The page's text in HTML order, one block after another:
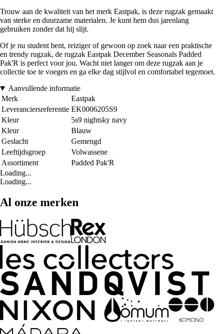
Trouw aan de kwaliteit van het merk Eastpak, is deze rugzak gemaakt
van sterke en duurzame materialen. Je kunt hem dus jarenlang
gebruiken zonder dat hij slijt.
Of je nu student bent, reiziger of gewoon op zoek naar een praktische
en trendy rugzak, de rugzak Eastpak December Seasonals Padded
Pak'R is perfect voor jou. Wacht niet langer om deze rugzak aan je
collectie toe te voegen en ga elke dag stijlvol en comfortabel tegemoet.
Aanvullende informatie
Merk
Eastpak
Leveranciersreferentie EK0006205S9
Kleur
5s9 nightsky navy
Kleur
Blauw
Geslacht
Gemengd
Leeftijdsgroep
Volwassene
Assortiment
Padded Pak'R
Loading...
Loading...
Al onze merken